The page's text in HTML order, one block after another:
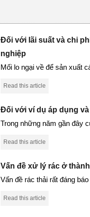
Đối với lãi suất và chi
nghiệp
Mối lo ngại về để sản xuất
Read this article
Đối với ví dụ áp dụng
Trong những năm gần đây
Read this article
Vấn đề xử lý rác ở
Vấn đề rác thải rất đáng
Read this article